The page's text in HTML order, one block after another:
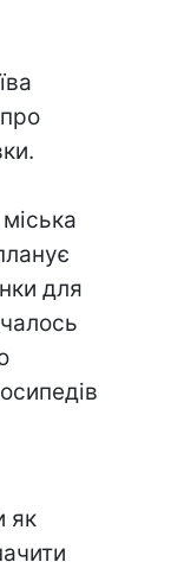
для
як